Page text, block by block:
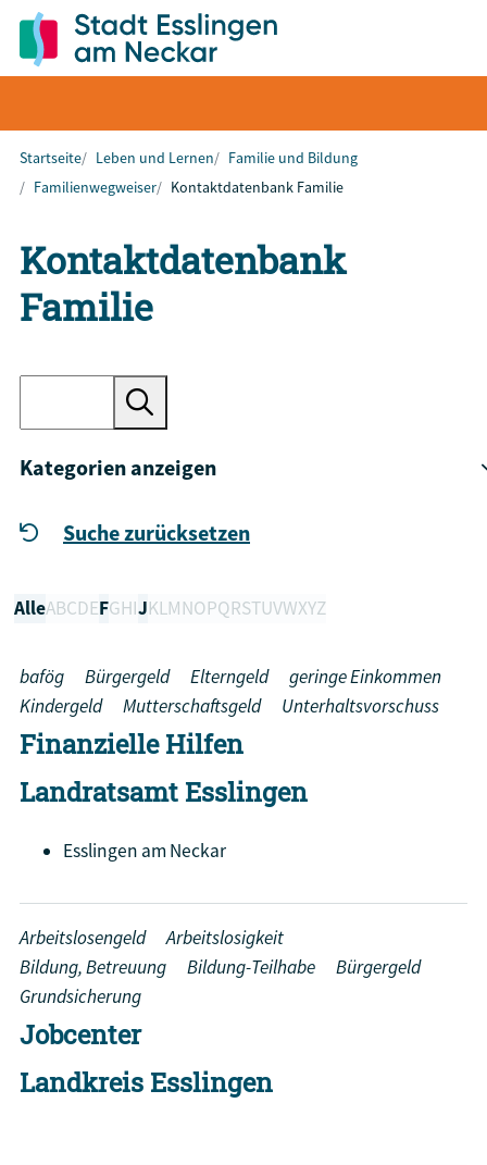
Startseite Leben und Lernen
Familie und Bildung
Familienwegweiser
Kontaktdatenbank Familie
Kontaktdatenbank
Familie
Kategorien anzeigen
Suche zurücksetzen
AlleABCDEFGHIJKLMNOPQRSTUVWXYZ
bafög Bürgergeld Elterngeld
geringe Einkommen
Kindergeld
Mutterschaftsgeld Unterhaltsvorschuss
Finanzielle Hilfen
Landratsamt Esslingen
Esslingen am Neckar
Arbeitslosengeld
Arbeitslosigkeit
Bildung, Betreuung
Bildung-Teilhabe
Bürgergeld
Grundsicherung
Jobcenter
Landkreis Esslingen